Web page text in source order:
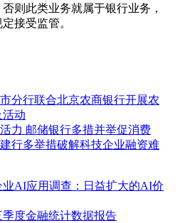
则此类业务就属于银行业务，
接受监管。
分行联合北京农商银行开展农
动
力 邮储银行多措并举促消费
行多举措破解科技企业融资难
业AI应用调查：日益扩大的AI价
度金融统计数据报告